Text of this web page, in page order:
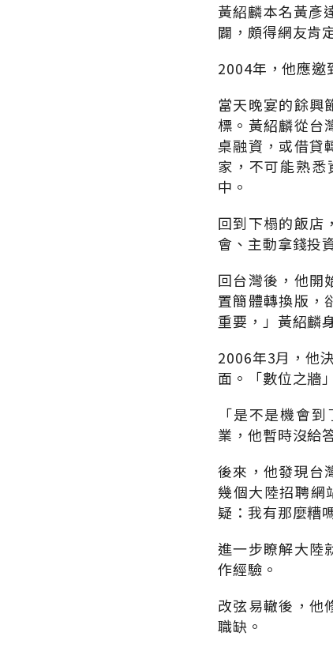
黃紹麟本名黃彥
闢，頗得網友肯
2004年，他應邀
當天晚宴的餘興
標。黃紹麟從台
桌融資，或借貸
家，不可能熟
中。
回到下榻的飯店
會、主動拿錢投
回台灣後，他開
置簡體轉換版，
重要，」黃紹麟
2006年3月，他
面。「數位之牆
「是不是機會
業，他暫時沒給
後來，他發現台
幾個大陸招聘網
疑：我有那麼糟
進一步瞭解大陸
作經驗。
改弦易轍後，他
職缺。